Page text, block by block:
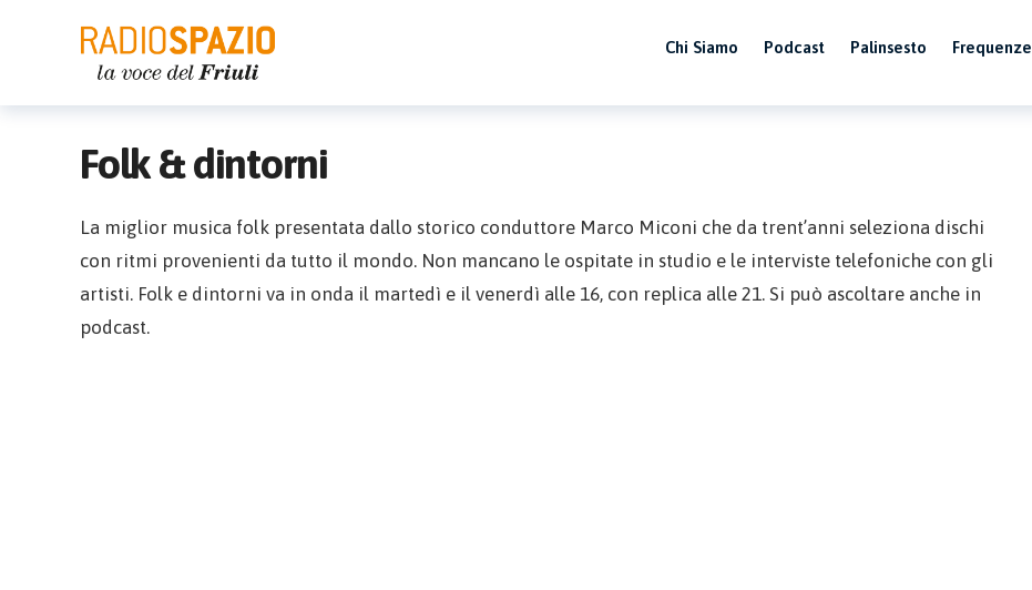
Chi Siamo Podcast Palinsesto Frequenze
Folk & dintorni
La miglior musica folk presentata dallo storico conduttore Marco Miconi che da trent’anni seleziona dischi
con ritmi provenienti da tutto il mondo. Non mancano le ospitate in studio e le interviste telefoniche con gli
artisti. Folk e dintorni va in onda il martedì e il venerdì alle 16, con replica alle 21. Si può ascoltare anche in
podcast.